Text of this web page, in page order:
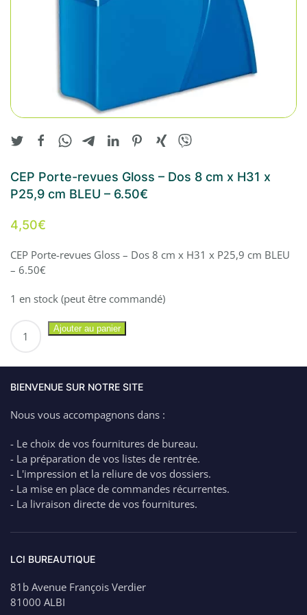
CEP Porte-revues Gloss – Dos 8 cm x H31 x
P25,9 cm BLEU – 6.50€
4,50€
CEP Porte-revues Gloss – Dos 8 cm x H31 x P25,9 cm BLEU
– 6.50€
1 en stock (peut être commandé)
revues
–
8
cm
x
H31
x
BLEU
6.50€
Ajouter au panier
BIENVENUE SUR NOTRE SITE
Nous vous accompagnons dans :
- Le choix de vos fournitures de bureau.
- La préparation de vos listes de rentrée.
- L'impression et la reliure de vos dossiers.
- La mise en place de commandes récurrentes.
- La livraison directe de vos fournitures.
LCI BUREAUTIQUE
81b Avenue François Verdier
81000 ALBI